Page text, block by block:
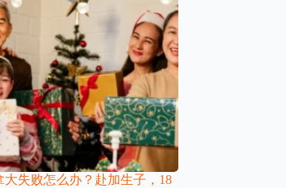
大失败怎么办？赴加生子，18